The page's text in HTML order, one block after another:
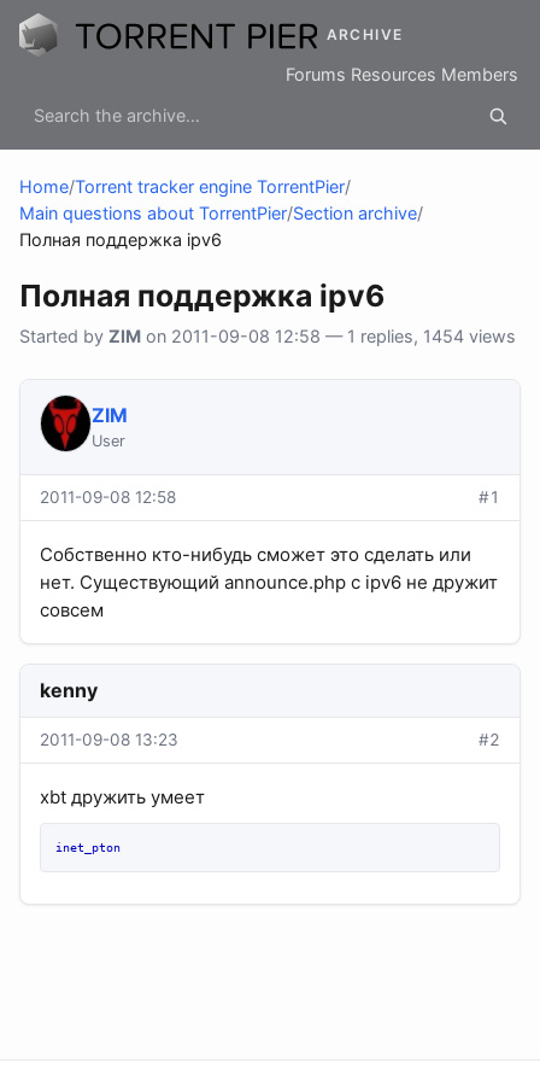
ARCHIVE
Forums Resources Members
Home/Torrent tracker engine TorrentPier/
Main questions about TorrentPier/Section archive/
Полная поддержка ipv6
Полная поддержка ipv6
Started by ZIM on 2011-09-08 12:58 — 1 replies, 1454 views
ZIM
User
2011-09-08 12:58 #1
Собственно кто-нибудь сможет это сделать или
нет. Существующий announce.php с ipv6 не дружит
совсем
kenny
2011-09-08 13:23 #2
xbt дружить умеет
inet_pton